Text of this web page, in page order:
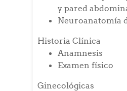
y pared
Neuroanatomía
Historia Clínica
Anamnesis
Examen físico
Ginecológicas